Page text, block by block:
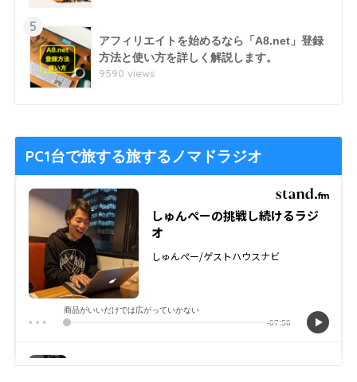
5
アフィリエイトを始めるなら「A8.net」登録
方法と使い方を詳しく解説します。
9590 views
PC1台で旅する旅するノマドラジオ